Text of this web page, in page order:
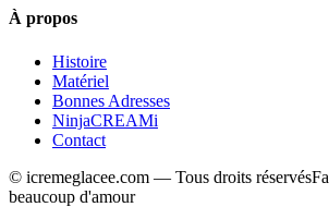
À propos
Histoire
Matériel
Bonnes Adresses
NinjaCREAMi
Contact
© icremeglacee.com — Tous droits réservés
beaucoup d'amour